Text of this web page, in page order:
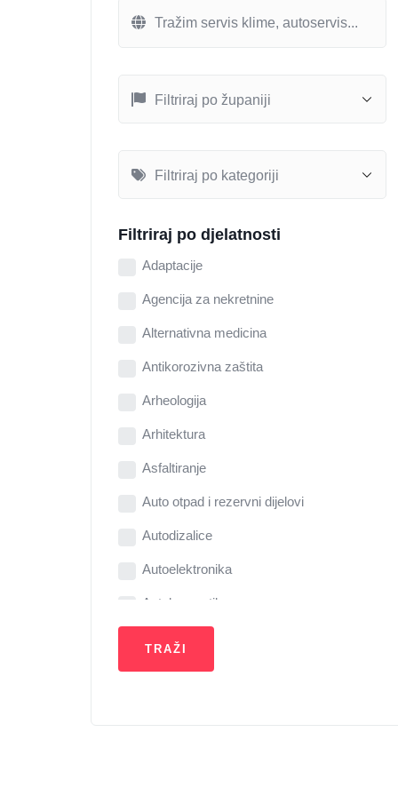
Filtriraj po djelatnosti
Adaptacije
Agencija za nekretnine
Alternativna medicina
Antikorozivna zaštita
Arheologija
Arhitektura
Asfaltiranje
Auto otpad i rezervni dijelovi
Autodizalice
Autoelektronika
Autokozmetika
Autopraonica